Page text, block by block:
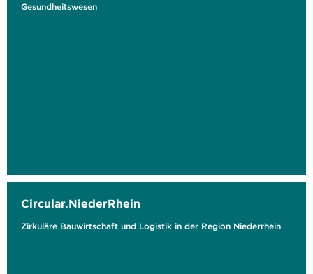
Gesundheitswesen
Circular.NiederRhein
Zirkuläre Bauwirtschaft und Logistik in der Region Niederrhein